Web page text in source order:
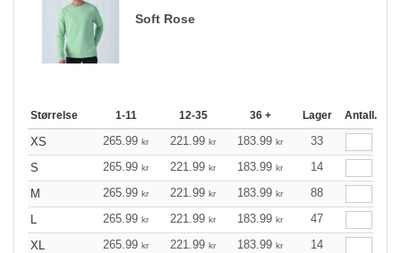
Soft Rose
Størrelse 1-11 12-35 36 + Lager Antall.
XS 265.99 kr 221.99 kr 183.99 kr
33
S
265.99 kr 221.99 kr 183.99 kr
14
M
265.99 kr 221.99 kr 183.99 kr
88
L
265.99 kr 221.99 kr 183.99 kr
47
XL
265.99 kr 221.99 kr 183.99 kr
14